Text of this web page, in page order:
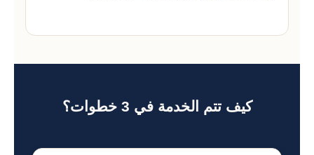
كيف تتم الخدمة في 3 خطوات؟